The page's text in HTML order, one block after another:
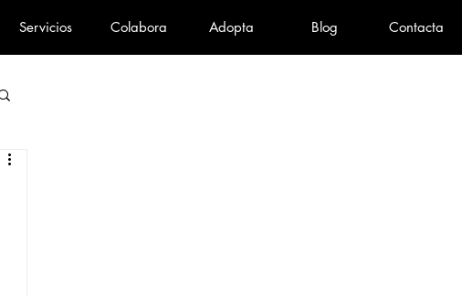
Servicios Colabora Adopta Blog Contacta